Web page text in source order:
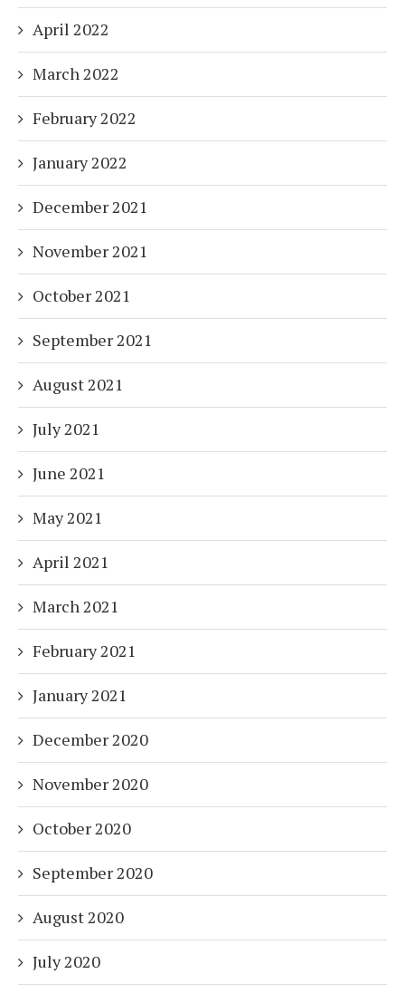
April 2022
March 2022
February 2022
January 2022
December 2021
November 2021
October 2021
September 2021
August 2021
July 2021
June 2021
May 2021
April 2021
March 2021
February 2021
January 2021
December 2020
November 2020
October 2020
September 2020
August 2020
July 2020